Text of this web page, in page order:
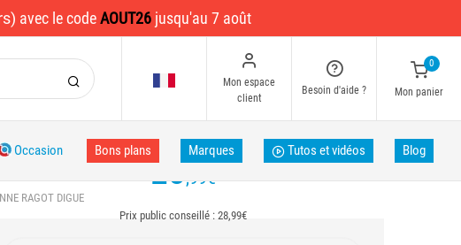
avec le codeAOUT26 jusqu'au 7 août
Mon espace
client
Besoin d'aide ?
0
Mon panier
Occasion Bons plans Marques Tutos et vidéos Blog
RAGOT DIGUE
28,99€
Prix public conseillé : 28,99€